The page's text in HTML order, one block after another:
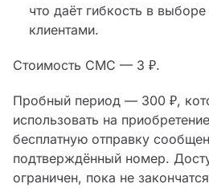
что даёт гибкость в
клиентами.
Стоимость СМС — 3 ₽.
Пробный период — 300 ₽,
использовать на
бесплатную отправку
подтверждённый номер.
ограничен, пока не